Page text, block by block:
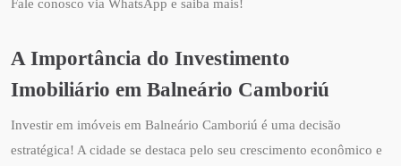
Fale conosco via WhatsApp e saiba mais!
A Importância do Investimento
Imobiliário em Balneário Camboriú
Investir em imóveis em Balneário Camboriú é uma decisão
estratégica! A cidade se destaca pelo seu crescimento econômico e